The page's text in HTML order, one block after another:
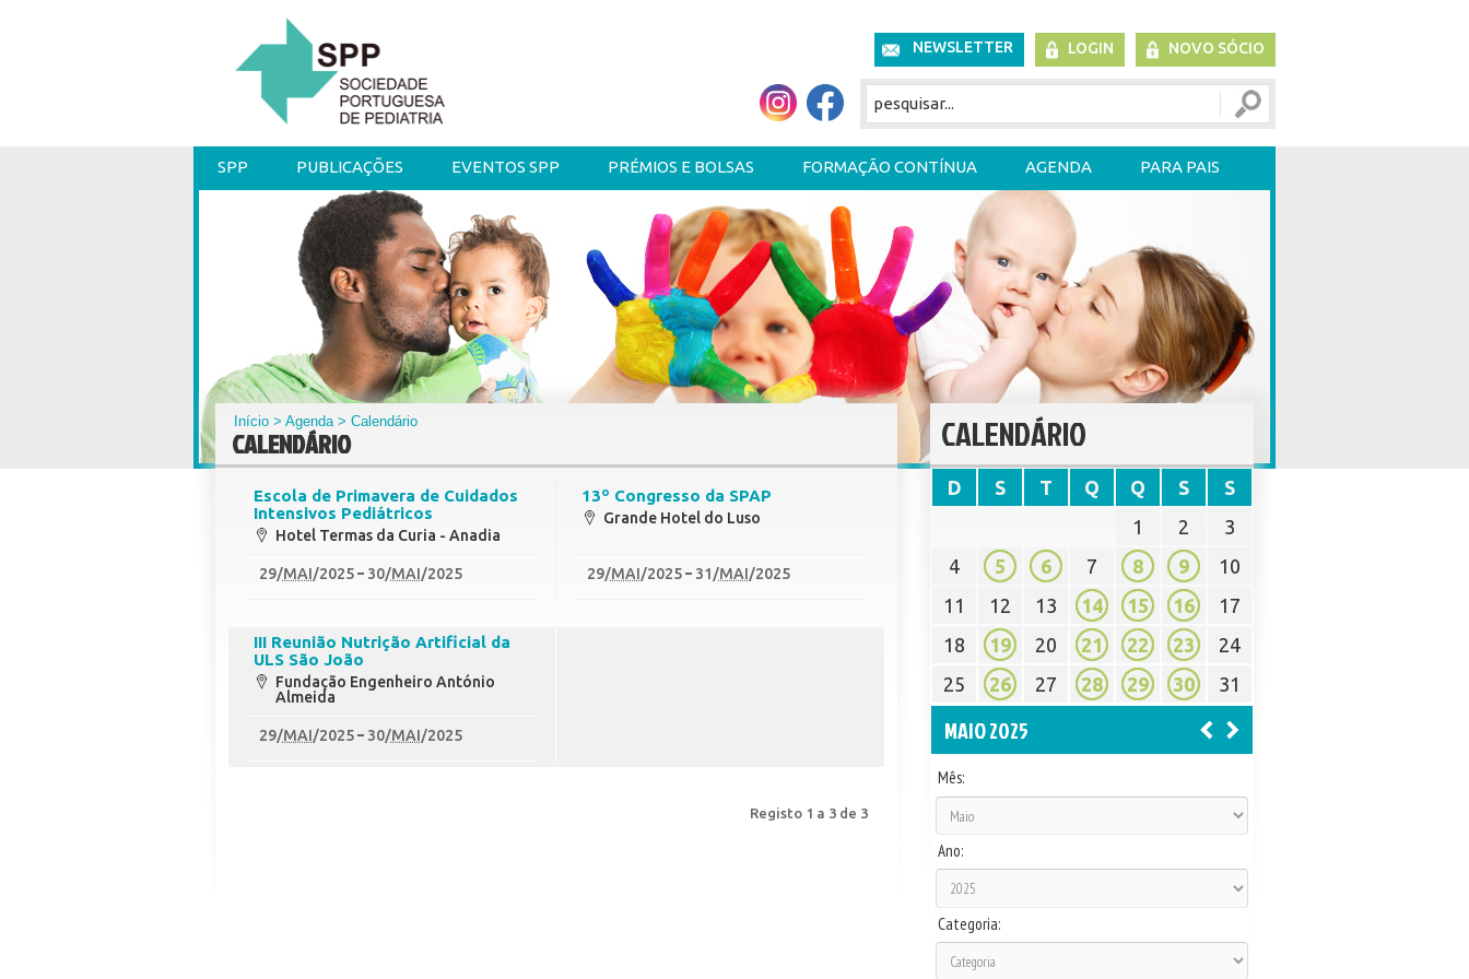
NEWSLETTER LOGIN NOVO SÓCIO
SPP PUBLICAÇÕES EVENTOS SPP PRÉMIOS E BOLSAS FORMAÇÃO CONTÍNUA AGENDA PARA PAIS
Início >Agenda> Calendário
CALENDÁRIO
Escola de Primavera de Cuidados
Intensivos Pediátricos
Hotel Termas da Curia - Anadia
29/MAI/2025 30/MAI/2025
13º Congresso da SPAP
Grande Hotel do Luso
29/MAI/2025 31/MAI/2025
III Reunião Nutrição Artificial da
ULS São João
Fundação Engenheiro António
Almeida
29/MAI/2025 30/MAI/2025
Registo 1 a 3 de 3
CALENDÁRIO
D S T Q Q S
S
1
2
3
4
5 6 7 8 9
10
11
12 13 14 15 16
17
18
19 20 21 22 23
24
25
26 27 28 29 30 31
MAIO 2025
Mês:
Ano:
Categoria: